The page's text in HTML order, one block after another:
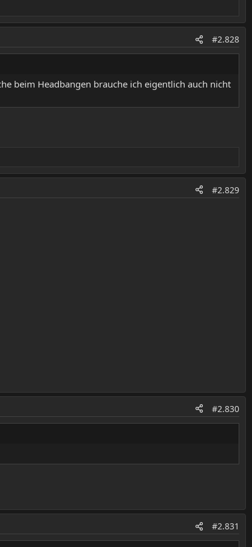
#2.828
beim Headbangen brauche ich eigentlich auch nicht
#2.829
#2.830
#2.831